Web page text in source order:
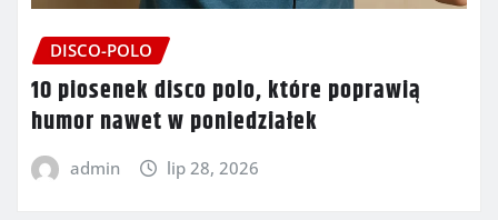
DISCO-POLO
10 piosenek disco polo, które poprawią
humor nawet w poniedziałek
admin lip 28, 2026